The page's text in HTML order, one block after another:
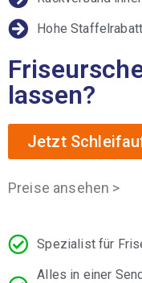
Hohe
lassen?
Jetzt
Preise ansehen >
Spezialist für
Alles in einer